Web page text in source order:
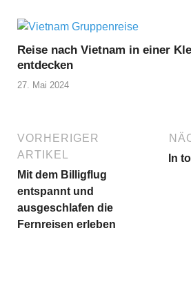
Reise nach Vietnam in einer
entdecken
27. Mai 2024
VORHERIGER
ARTIKEL
Mit dem Billigflug
entspannt und
ausgeschlafen die
Fernreisen erleben
In